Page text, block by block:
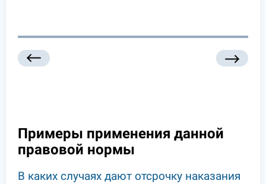
Примеры применения данной
правовой нормы
В каких случаях дают отсрочку наказания